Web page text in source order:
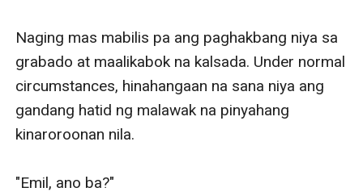
Naging mas mabilis pa ang paghakbang niya sa
grabado at maalikabok na kalsada. Under normal
circumstances, hinahangaan na sana niya ang
gandang hatid ng malawak na pinyahang
kinaroroonan nila.
"Emil, ano ba?"